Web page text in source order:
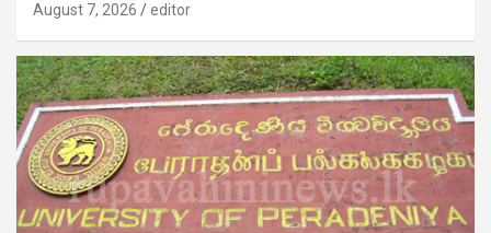
August 7, 2026 editor